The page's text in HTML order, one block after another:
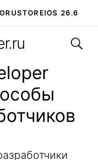
RUSTOREIOS 26.6
ROBLOX